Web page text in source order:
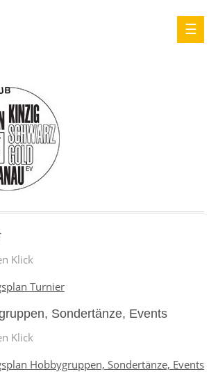
Klick
Turnier
Sondertänze, Events
Klick
Hobbygruppen, Sondertänze, Events